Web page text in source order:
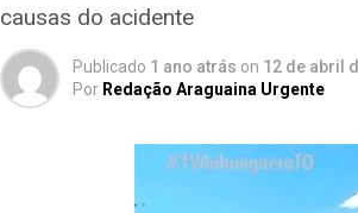
causas do acidente
Publicado 1 ano atrás on 12 de abril
Por Redação Araguaina Urgente